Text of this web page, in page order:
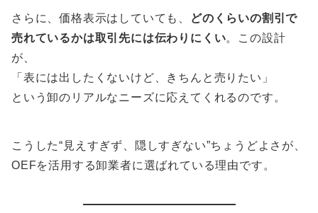
さらに、価格表示はしていても、
どのくらいの割引で
売れているかは取引先には伝わりにくい。この設計
が、
「表には出したくないけど、きちんと売りたい」
という卸のリアルなニーズに応えてくれるのです。
こうした“見えすぎず、隠しすぎない”ちょうどよさが、
OEFを活用する卸業者に選ばれている理由です。